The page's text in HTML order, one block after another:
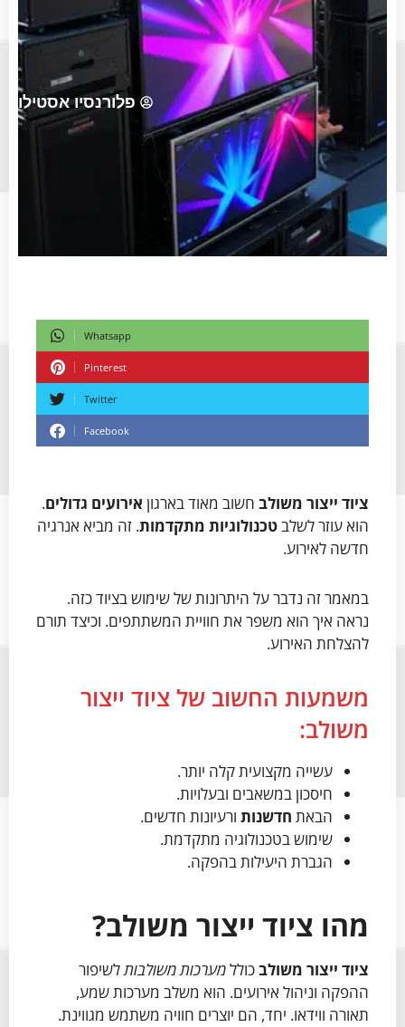
פלורנסיו אסטילו
Whatsapp
Pinterest
Twitter
Facebook
ציוד ייצור משולב חשוב מאוד בארגון אירועים גדולים.
הוא עוזר לשלבטכנולוגיות מתקדמות. זה מביא אנרגיה
חדשה לאירוע.
במאמר זה נדבר על היתרונות של שימוש בציוד כזה.
נראה איך הוא משפר את חוויית המשתתפים. וכיצד תורם
להצלחת האירוע.
משמעות החשוב של ציוד ייצור
משולב:
עשייה מקצועית קלה יותר.
חיסכון במשאבים ובעלויות.
הבאת חדשנות ורעיונות חדשים.
שימוש בטכנולוגיה מתקדמת.
הגברת היעילות בהפקה.
מהו ציוד ייצור משולב?
ציוד ייצור משולבכוללמערכות משולבותלשיפור
ההפקה וניהול אירועים. הוא משלב מערכות שמע,
תאורה ווידאו. יחד, הם יוצרים חוויה משתמש מגווינת.